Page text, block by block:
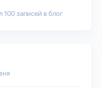
100 записей в блог